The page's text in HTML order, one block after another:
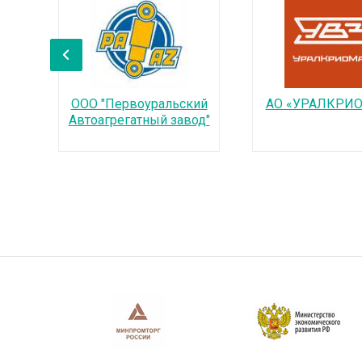
ООО "Первоуральский
Автоагрегатный завод"
АО